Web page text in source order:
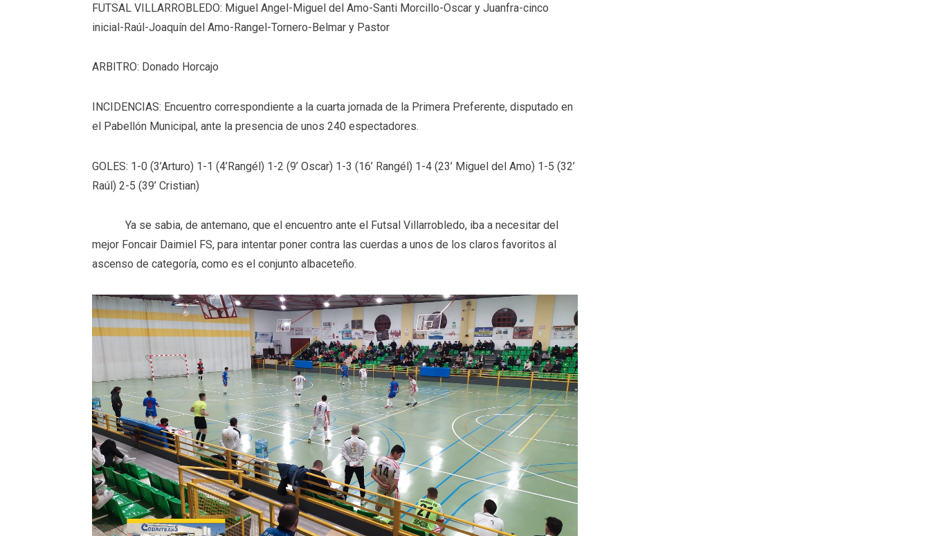
FUTSAL VILLARROBLEDO: Miguel Angel-Miguel del Amo-Santi Morcillo-Oscar y Juanfra-cinco
inicial-Raúl-Joaquín del Amo-Rangel-Tornero-Belmar y Pastor
ARBITRO: Donado Horcajo
INCIDENCIAS: Encuentro correspondiente a la cuarta jornada de la Primera Preferente, disputado en
el Pabellón Municipal, ante la presencia de unos 240 espectadores.
GOLES: 1-0 (3’Arturo) 1-1 (4’Rangél) 1-2 (9’ Oscar) 1-3 (16’ Rangél) 1-4 (23’ Miguel del Amo) 1-5 (32’
Raúl) 2-5 (39’ Cristian)
Ya se sabia, de antemano, que el encuentro ante el Futsal Villarrobledo, iba a necesitar del
mejor Foncair Daimiel FS, para intentar poner contra las cuerdas a unos de los claros favoritos al
ascenso de categoría, como es el conjunto albaceteño.